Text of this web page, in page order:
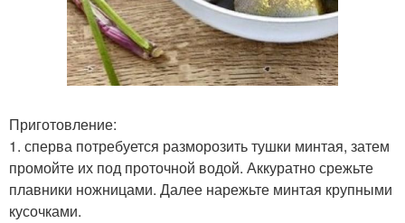
Приготовление:
1. сперва потребуется разморозить тушки минтая, затем
промойте их под проточной водой. Аккуратно срежьте
плавники ножницами. Далее нарежьте минтая крупными
кусочками.